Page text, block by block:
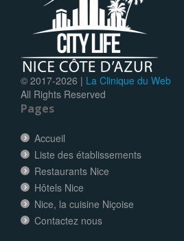
© 2017-2026 | La Clinique du Web
All Rights Reserved
Pages
Accueil
Liste des établissements
Restaurants Nice
Hôtels Nice
Nice, la cuisine Niçoise
Contactez nous